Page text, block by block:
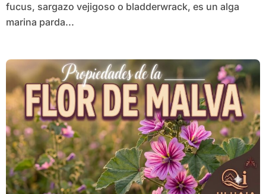
fucus, sargazo vejigoso o bladderwrack, es un alga
marina parda...